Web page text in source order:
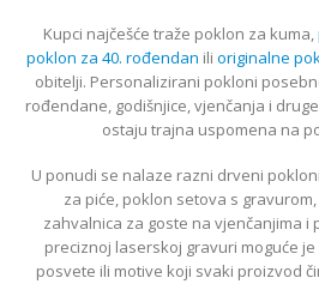
Kupci najčešće traže poklon za kuma,
poklon za 40. rođendan ili originalne
obitelji. Personalizirani pokloni
rođendane, godišnjice, vjenčanja i
ostaju trajna uspomena na
U ponudi se nalaze razni drveni
za piće, poklon setova s
zahvalnica za goste na vjenčanjima i
preciznoj laserskoj gravuri moguće
posvete ili motive koji svaki proizvod